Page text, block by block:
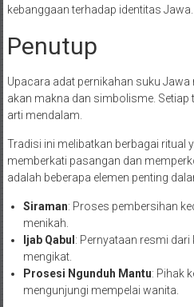
kebanggaan terhadap identitas Jawa.
Penutup
Upacara adat pernikahan suku
akan makna dan simbolisme.
arti mendalam.
Tradisi ini melibatkan berbagai ritual
memberkati pasangan dan
adalah beberapa elemen penting
Siraman: Proses pembersihan
menikah.
Ijab Qabul: Pernyataan resmi
mengikat.
Prosesi Ngunduh Mantu: Pihak
mengunjungi mempelai wanita.